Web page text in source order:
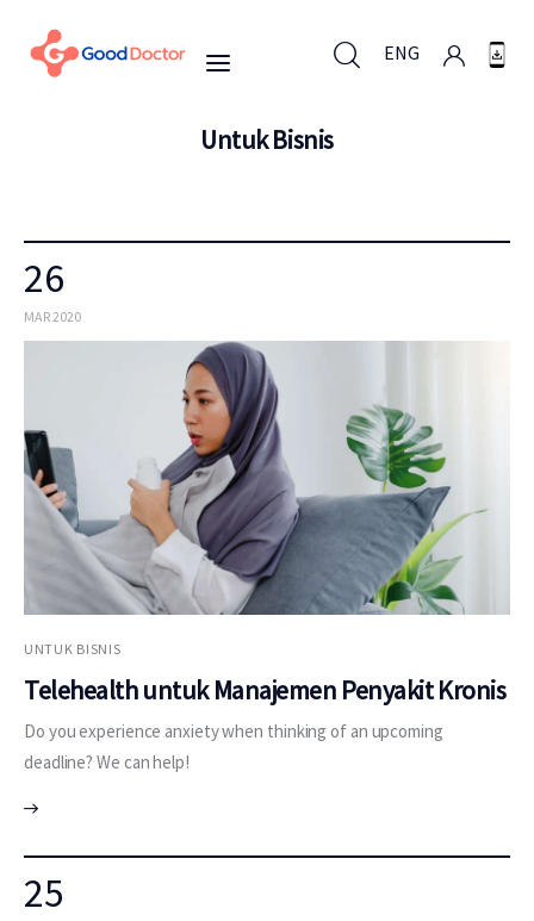
ENG
Mengapa Good Doctor
Layanan
Untuk Bisnis
26
MAR 2020
UNTUK BISNIS
Telehealth untuk Manajemen Penyakit Kronis
Do you experience anxiety when thinking of an upcoming
deadline? We can help!
25